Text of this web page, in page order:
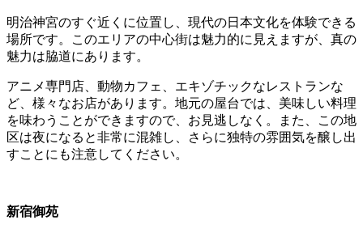
明治神宮のすぐ近くに位置し、現代の日本文化を体験できる
場所です。このエリアの中心街は魅力的に見えますが、真の
魅力は脇道にあります。
アニメ専門店、動物カフェ、エキゾチックなレストランな
ど、様々なお店があります。地元の屋台では、美味しい料理
を味わうことができますので、お見逃しなく。また、この地
区は夜になると非常に混雑し、さらに独特の雰囲気を醸し出
すことにも注意してください。
新宿御苑